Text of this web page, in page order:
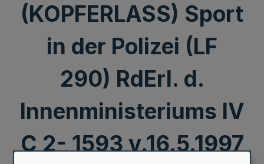
(KOPFERLASS) Sport
in der Polizei (LF
290) RdErl. d.
Innenministeriums IV
C 2- 1593 v.16.5.1997